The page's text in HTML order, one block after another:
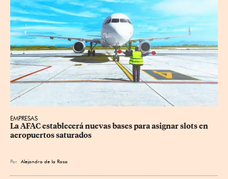
EMPRESAS
La AFAC establecerá nuevas bases para asignar slots en
aeropuertos saturados
Por Alejandro de la Rosa